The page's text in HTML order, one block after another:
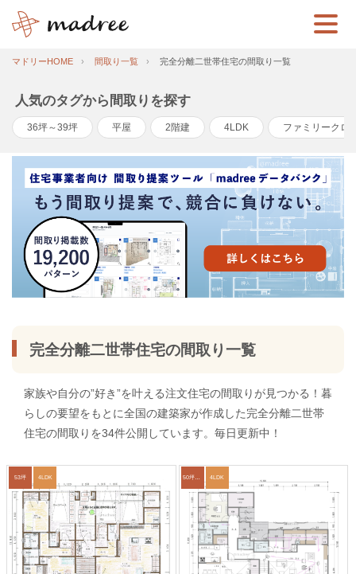
マドリーHOME 間取り一覧 完全分離二世帯住宅の間取り一覧
人気のタグから間取りを探す
36坪～39坪 平屋 2階建 4LDK ファミリークロ
完全分離二世帯住宅の間取り一覧
家族や自分の”好き”を叶える注文住宅の間取りが見つかる！暮
らしの要望をもとに全国の建築家が作成した完全分離二世帯
住宅の間取りを34件公開しています。毎日更新中！
53坪 4LDK 50坪以上 4LDK